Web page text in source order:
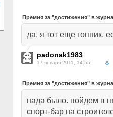
Премия за "достижения" в
да, я тот еще гопник,
padonak1983
17 января 2011, 14:55
Премия за "достижения" в
нада было. пойдем в
спорт-бар на